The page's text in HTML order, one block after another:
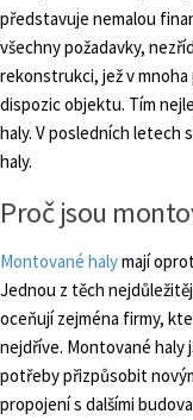
představuje nemalou
všechny požadavky,
rekonstrukci, jež v
dispozic objektu. Tím
haly. V posledních letech
haly.
Proč jsou
Montované halymají
Jednou z těch
oceňují zejména firmy,
nejdříve. Montované haly
potřeby přizpůsobit
propojení s dalšími